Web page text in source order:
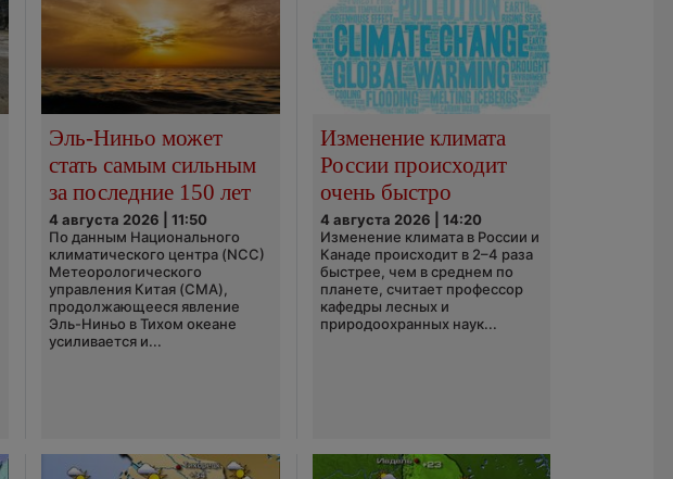
Эль-Ниньо может
стать самым сильным
за последние 150 лет
4 августа 2026 | 11:50
По данным Национального
климатического центра (NCC)
Метеорологического
управления Китая (CMA),
продолжающееся явление
Эль-Ниньо в Тихом океане
усиливается и...
Изменение климата
России происходит
очень быстро
4 августа 2026 | 14:20
Изменение климата в России и
Канаде происходит в 2–4 раза
быстрее, чем в среднем по
планете, считает профессор
кафедры лесных и
природоохранных наук...